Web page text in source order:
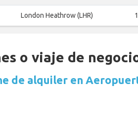
London Heathrow (LHR) 1
o viaje de
de alquiler en